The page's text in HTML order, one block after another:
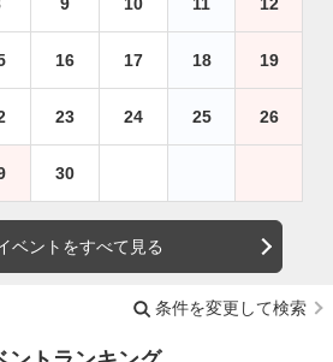
16 17 18 19
23 24 25 26
30
ベントをすべて見る
条件を変更して検索